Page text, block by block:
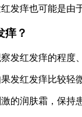
发痒也可能是由
痒？
发红发痒的程度
发红发痒比较轻
的润肤霜，保持